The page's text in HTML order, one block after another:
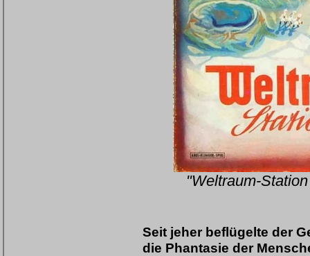
"Weltraum-
Seit jeher beflügelte der
die Phantasie der